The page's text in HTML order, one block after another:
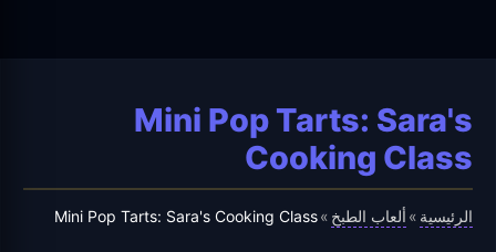
Mini Pop Tarts: Sara's
Cooking Class
الرئيسية » ألعاب الطبخ »
Mini Pop Tarts: Sara's Cooking Class